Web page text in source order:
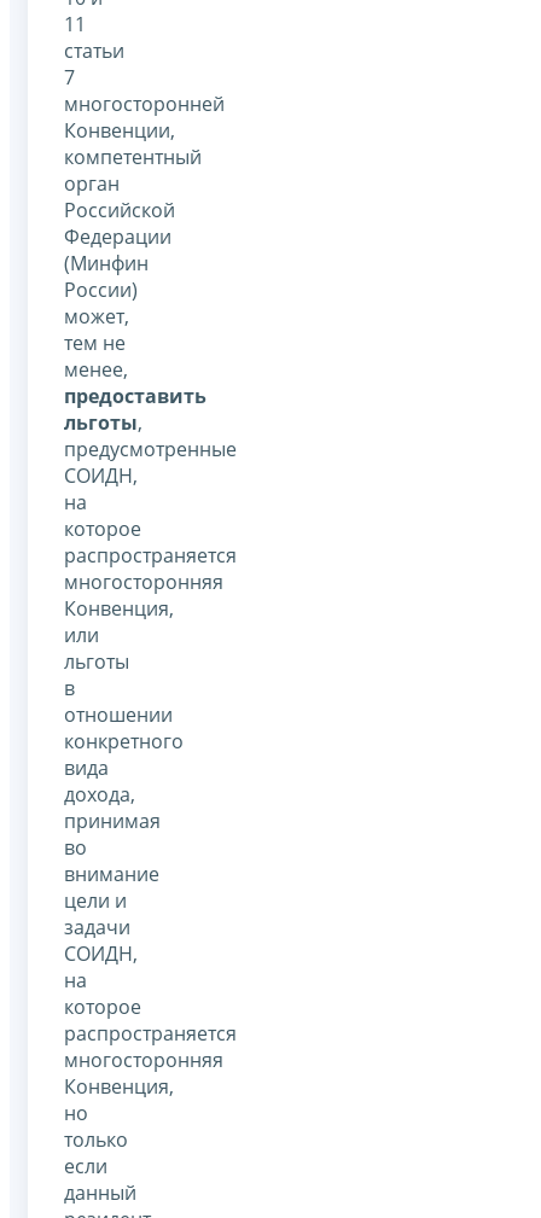
11
статьи
7
многосторонней
Конвенции,
компетентный
орган
Российской
Федерации
(Минфин
России)
может,
тем не
менее,
предоставить
льготы,
предусмотренные
СОИДН,
на
которое
распространяется
многосторонняя
Конвенция,
или
льготы
в
отношении
конкретного
вида
дохода,
принимая
во
внимание
цели и
задачи
СОИДН,
на
которое
распространяется
многосторонняя
Конвенция,
но
только
если
данный